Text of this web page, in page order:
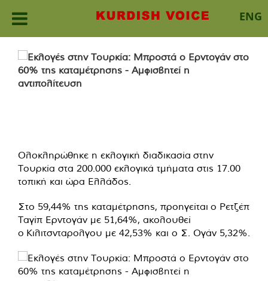
ENG
content
Ολοκληρώθηκε η εκλογική διαδικασία στην
Τουρκία στα 200.000 εκλογικά τμήματα στις 17.00
τοπική και ώρα Ελλάδος.
Στο 59,44% της καταμέτρησης, προηγείται ο Ρετζέπ
Ταγίπ Ερντογάν με 51,64%, ακολουθεί
ο Κιλιτσνταρολγου με 42,53% και ο Σ. Ογάν 5,32%.